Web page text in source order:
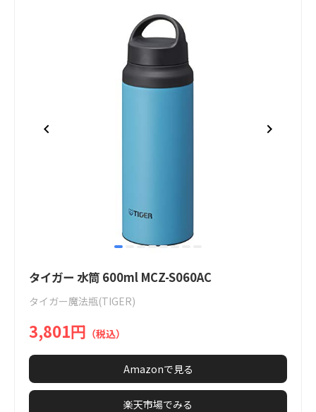
item
1
8
タイガー 水筒 600ml MCZ-S060AC
タイガー魔法瓶(TIGER)
3,801円 （税込）
Amazonで見る
楽天市場でみる